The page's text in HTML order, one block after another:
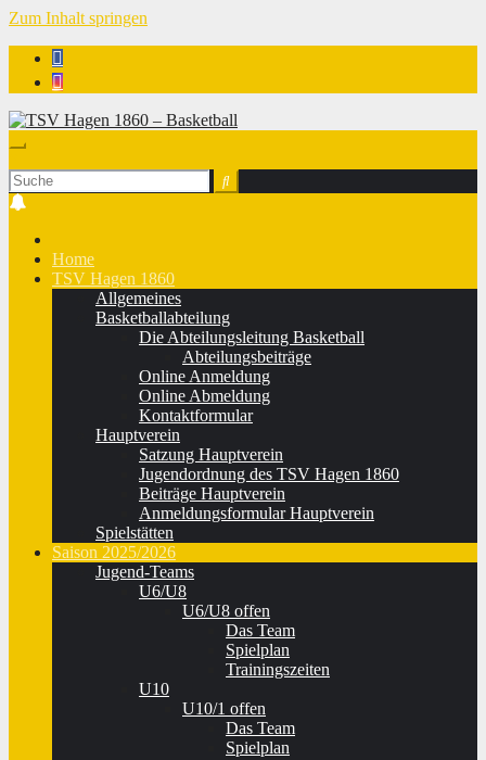
Zum Inhalt springen
Home
TSV Hagen 1860
Allgemeines
Basketballabteilung
Die Abteilungsleitung Basketball
Abteilungsbeiträge
Online Anmeldung
Online Abmeldung
Kontaktformular
Hauptverein
Satzung Hauptverein
Jugendordnung des TSV Hagen 1860
Beiträge Hauptverein
Anmeldungsformular Hauptverein
Spielstätten
Saison 2025/2026
Jugend-Teams
U6/U8
U6/U8 offen
Das Team
Spielplan
Trainingszeiten
U10
U10/1 offen
Das Team
Spielplan